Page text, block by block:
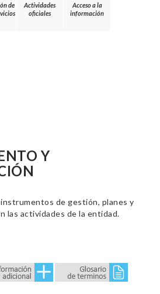
de
Actividades
oficiales
Acceso a la
información
Y
de gestión, planes y
las actividades de la entidad.